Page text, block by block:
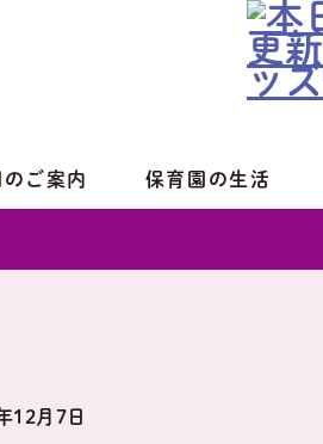
ご案内 保育園の生活
12月7日